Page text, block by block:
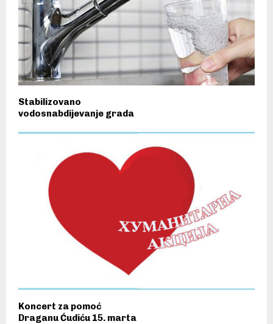
Stabilizovano
vodosnabdijevanje grada
Koncert za pomoć
Draganu Ćudiću 15. marta